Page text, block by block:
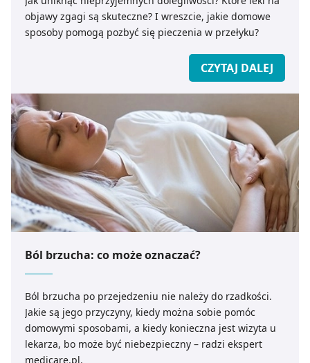
objawy zgagi są skuteczne? I wreszcie, jakie domowe
sposoby pomogą pozbyć się pieczenia w przełyku?
CZYTAJ DALEJ
Ból brzucha: co może oznaczać?
Ból brzucha po przejedzeniu nie należy do rzadkości.
Jakie są jego przyczyny, kiedy można sobie pomóc
domowymi sposobami, a kiedy konieczna jest wizyta u
lekarza, bo może być niebezpieczny – radzi ekspert
medicare.pl.